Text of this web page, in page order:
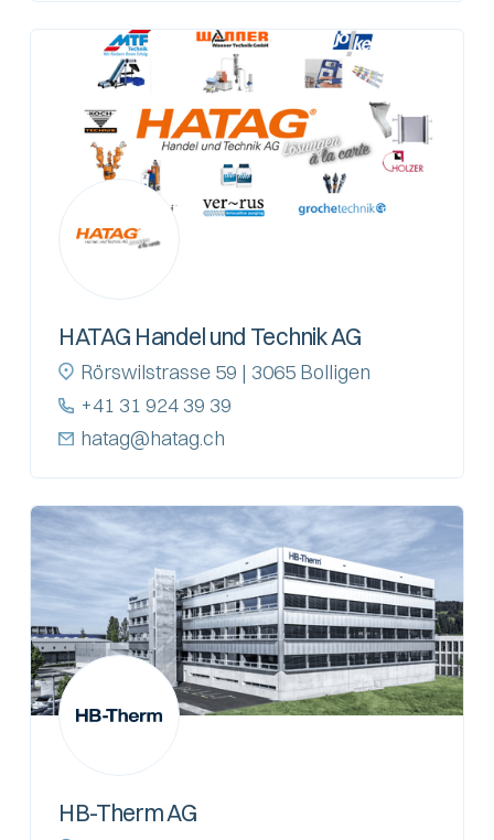
HATAG Handel und Technik AG
Rörswilstrasse 59 | 3065 Bolligen
+41 31 924 39 39
hatag@hatag.ch
HB-Therm AG